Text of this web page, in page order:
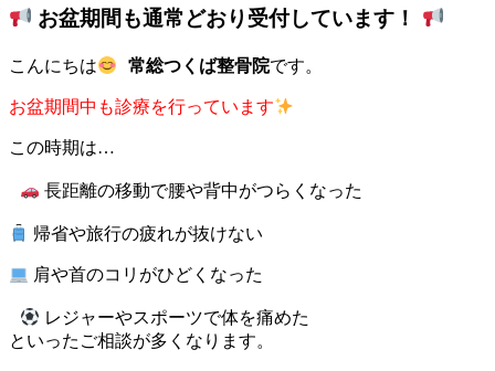
お盆期間も通常どおり受付しています！
こんにちは 常総つくば整骨院です。
お盆期間中も診療を行っています
この時期は…
長距離の移動で腰や背中がつらくなった
帰省や旅行の疲れが抜けない
肩や首のコリがひどくなった
レジャーやスポーツで体を痛めた
といったご相談が多くなります。